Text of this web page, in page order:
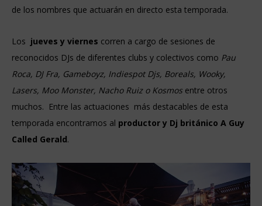
de los nombres que actuarán en directo esta temporada.
Los jueves y viernes corren a cargo de sesiones de
reconocidos DJs de diferentes clubs y colectivos como Pau
Roca, DJ Fra, Gameboyz, Indiespot Djs, Boreals, Wooky,
Lasers, Moo Monster, Nacho Ruiz o Kosmos entre otros
muchos. Entre las actuaciones más destacables de esta
temporada encontramos al productor y Dj británico A Guy
Called Gerald.